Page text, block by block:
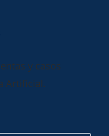
y casos
Artificial.